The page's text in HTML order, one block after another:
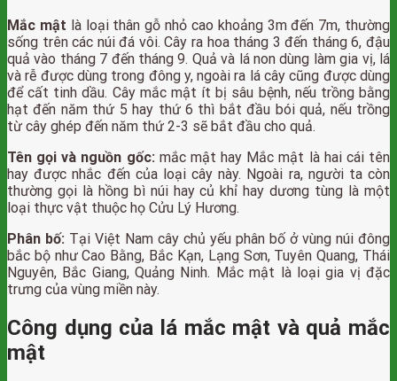
Mắc mật là loại thân gỗ nhỏ cao khoảng 3m đến 7m, thường
sống trên các núi đá vôi. Cây ra hoa tháng 3 đến tháng 6, đậu
quả vào tháng 7 đến tháng 9. Quả và lá non dùng làmgia vị, lá
và rễ được dùng trong đông y, ngoài ra lá cây cũng được dùng
để cất tinh dầu. Cây mắc mật ít bị sâu bệnh, nếu trồng bằng
hạt đến năm thứ 5 hay thứ 6 thì bắt đầu bói quả, nếu trồng
từ cây ghép đến năm thứ 2-3 sẽ bắt đầu cho quả.
Tên gọi và nguồn gốc: mắc mật hay Mắc mật là hai cái tên
hay được nhắc đến của loại cây này. Ngoài ra, người ta còn
thường gọi là hồng bì núi hay củ khỉ hay dương tùng là một
loại thực vật thuộc họ Cửu Lý Hương.
Phân bố: Tại Việt Nam cây chủ yếu phân bố ở vùng núi đông
bắc bộ như Cao Bằng, Bắc Kạn, Lạng Sơn, Tuyên Quang, Thái
Nguyên, Bắc Giang, Quảng Ninh. Mắc mật là loại gia vị đặc
trưng của vùng miền này.
Công dụng của lá mắc mật và quả mắc
mật